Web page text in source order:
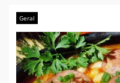
Geral